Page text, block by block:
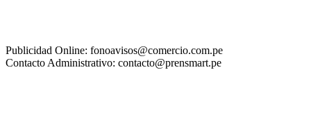
Publicidad Online: fonoavisos@comercio.com.pe
Contacto Administrativo: contacto@prensmart.pe